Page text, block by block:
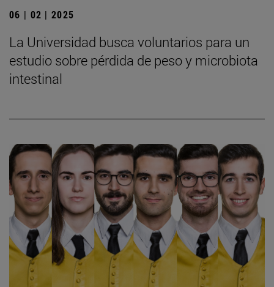
06 | 02 | 2025
La Universidad busca voluntarios para un
estudio sobre pérdida de peso y microbiota
intestinal